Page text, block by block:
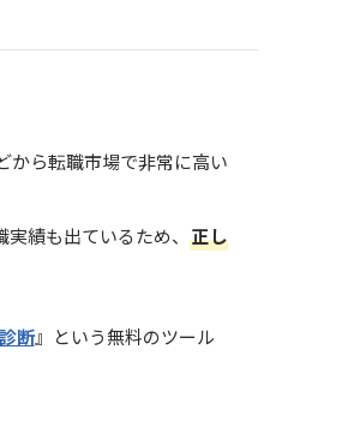
から転職市場で非常に高い
績も出ているため、 正し
断』という無料のツール